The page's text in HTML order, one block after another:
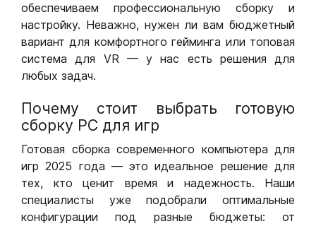
обеспечиваем профессиональную сборку и
настройку. Неважно, нужен ли вам бюджетный
вариант для комфортного гейминга или топовая
система для VR — у нас есть решения для
любых задач.
Почему стоит выбрать готовую
сборку РС для игр
Готовая сборка современного компьютера для
игр 2025 года — это идеальное решение для
тех, кто ценит время и надежность. Наши
специалисты уже подобрали оптимальные
конфигурации под разные бюджеты: от